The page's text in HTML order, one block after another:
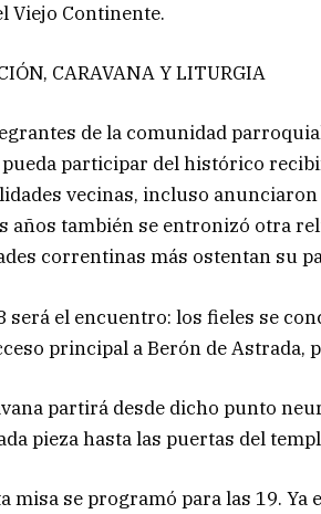
Viejo Continente.
CARAVANA Y LITURGIA
de la comunidad
participar del histórico
vecinas, incluso
años también se entronizó otra
correntinas más ostentan su
será el encuentro: los fieles se
principal a Berón de Astrada,
partirá desde dicho punto
pieza hasta las puertas del
misa se programó para las 19.